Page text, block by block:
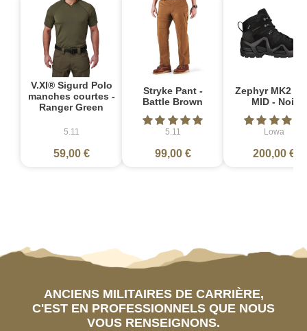
V.XI® Sigurd Polo
manches courtes -
Ranger Green
5.11
59,00 €
Stryke Pant -
Battle Brown
5.11
99,00 €
Zephyr MK2
MID - Noir
Lowa
200,00 €
ANCIENS MILITAIRES DE CARRIÈRE,
C'EST EN PROFESSIONNELS QUE NOUS
VOUS RENSEIGNONS.